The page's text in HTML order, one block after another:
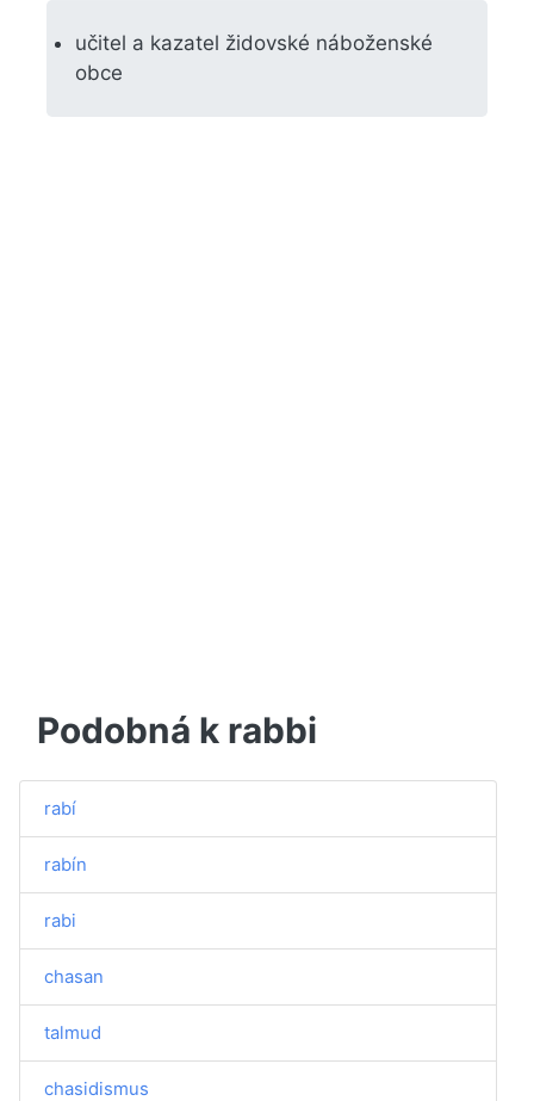
učitel a kazatel židovské náboženské
obce
Podobná k rabbi
rabí
rabín
rabi
chasan
talmud
chasidismus